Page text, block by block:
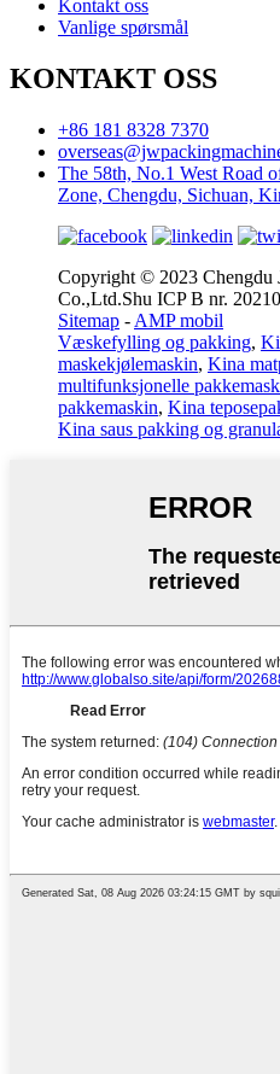
Kontakt oss
Vanlige spørsmål
KONTAKT OSS
+86 181 8328 7370
The 58th, No.1 West Road
Zone, Chengdu, Sichuan,
Copyright © 2023 Chengdu
Co.,Ltd.Shu ICP B nr.
Sitemap - AMP mobil
Væskefylling og pakking,
maskekjølemaskin, Kina
multifunksjonelle
pakkemaskin, Kina
Kina saus pakking og